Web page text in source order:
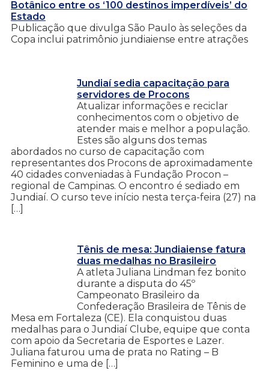
Botânico entre os ‘100 destinos imperdíveis’ do
Estado
Publicação que divulga São Paulo às seleções da
Copa inclui patrimônio jundiaiense entre atrações
Jundiaí sedia capacitação para
servidores de Procons
Atualizar informações e reciclar
conhecimentos com o objetivo de
atender mais e melhor a população.
Estes são alguns dos temas
abordados no curso de capacitação com
representantes dos Procons de aproximadamente
40 cidades conveniadas à Fundação Procon –
regional de Campinas. O encontro é sediado em
Jundiaí. O curso teve início nesta terça-feira (27) na
[…]
Tênis de mesa: Jundiaiense fatura
duas medalhas no Brasileiro
A atleta Juliana Lindman fez bonito
durante a disputa do 45º
Campeonato Brasileiro da
Confederação Brasileira de Tênis de
Mesa em Fortaleza (CE). Ela conquistou duas
medalhas para o Jundiaí Clube, equipe que conta
com apoio da Secretaria de Esportes e Lazer.
Juliana faturou uma de prata no Rating – B
Feminino e uma de […]